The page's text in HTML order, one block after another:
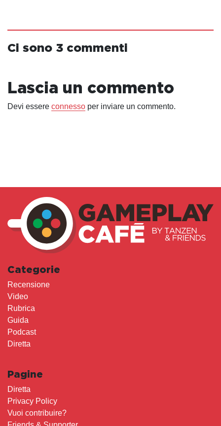
Ci sono 3 commenti
Lascia un commento
Devi essere connesso per inviare un commento.
Categorie
Recensione
Video
Rubrica
Guida
Podcast
Diretta
Pagine
Diretta
Privacy Policy
Vuoi contribuire?